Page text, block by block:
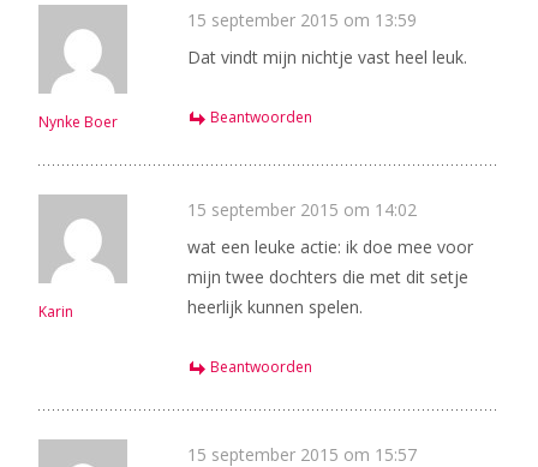
Nynke Boer
15 september 2015 om 13:59
Dat vindt mijn nichtje vast heel leuk.
Beantwoorden
Karin
15 september 2015 om 14:02
wat een leuke actie: ik doe mee voor
mijn twee dochters die met dit setje
heerlijk kunnen spelen.
Beantwoorden
15 september 2015 om 15:57